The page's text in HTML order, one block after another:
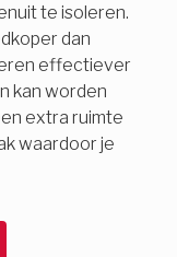
te isoleren.
dan
effectiever
kan worden
extra ruimte
waardoor je